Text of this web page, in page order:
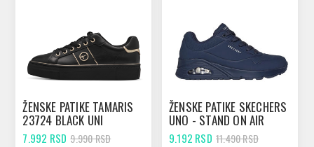
ŽENSKE PATIKE TAMARIS
23724 BLACK UNI
7.992 RSD 9.990 RSD
ŽENSKE PATIKE SKECHERS
UNO - STAND ON AIR
DARK NAVY
9.192 RSD 11.490 RSD